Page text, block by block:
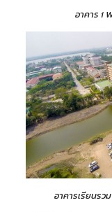
อาคาร i
อาคารเรียนรว